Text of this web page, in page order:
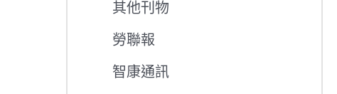
其他刊物
勞聯報
智康通訊